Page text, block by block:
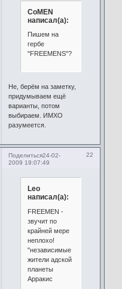
CoMEN
написал(а):
Пишем на
гербе
"FREEMENS"?
Не, берём на заметку,
придумываем ещё
варианты, потом
выбираем. ИМХО
разумеется.
Поделиться 22
24-02-
2009 19:07:49
Leo
написал(а):
FREEMEN -
звучит по
крайней мере
неплохо!
"независимые
жители адской
планеты
Арракис